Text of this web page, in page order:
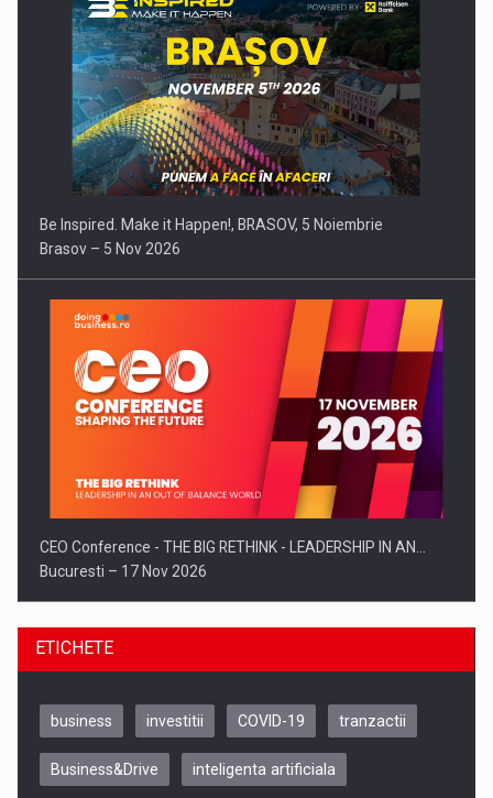
Be Inspired. Make it Happen!, BRASOV, 5 Noiembrie
Brasov – 5 Nov 2026
CEO Conference - THE BIG RETHINK - LEADERSHIP IN AN…
Bucuresti – 17 Nov 2026
ETICHETE
business investitii COVID-19 tranzactii
Business&Drive inteligenta artificiala